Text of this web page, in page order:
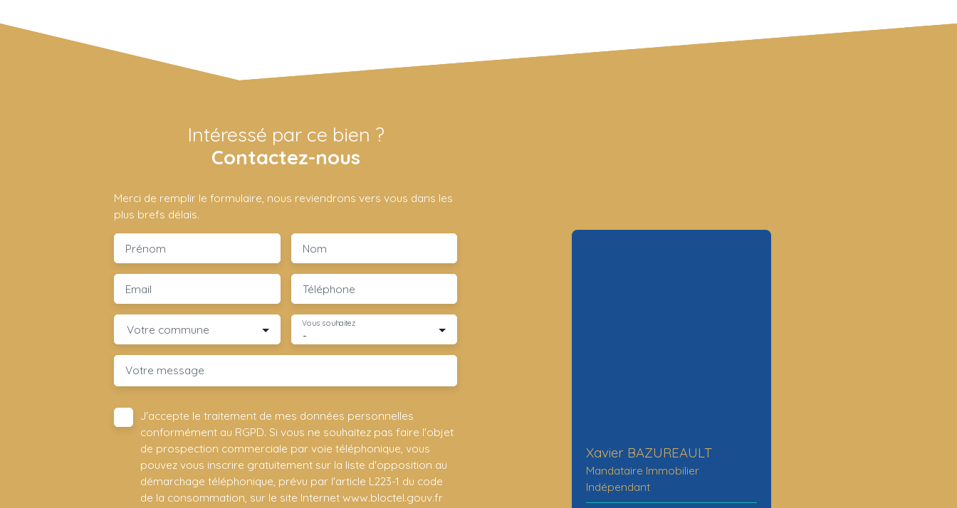
Intéressé par ce bien ?
Contactez-nous
Merci de remplir le formulaire, nous reviendrons vers vous dans les
plus brefs délais.
Prénom Nom
Email Téléphone
Votre commune -
Vous souhaitez
Votre message
J'accepte le traitement de mes données personnelles
conformément au RGPD. Si vous ne souhaitez pas faire l'objet
de prospection commerciale par voie téléphonique, vous
pouvez vous inscrire gratuitement sur la liste d'opposition au
démarchage téléphonique, prévu par l'article L223-1 du code
de la consommation, sur le site Internet www.bloctel.gouv.fr
Xavier BAZUREAULT
Mandataire Immobilier
Indépendant